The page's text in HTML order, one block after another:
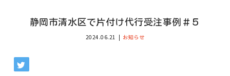
静岡市清水区で片付け代行受注事例＃５
2024.06.21 お知らせ